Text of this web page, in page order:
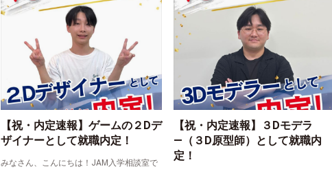
【祝・内定速報】ゲームの２Dデ
ザイナーとして就職内定！
みなさん、こんにちは！JAM入学相談室で
【祝・内定速報】３Dモデラ
―（３D原型師）として就職内
定！